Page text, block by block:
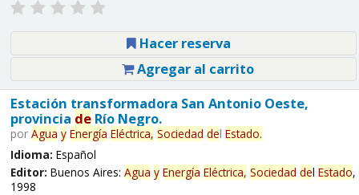
Hacer reserva
Agregar al carrito
Estación transformadora San Antonio Oeste,
provincia deRío Negro.
por Agua y Energía Eléctrica, Sociedad del Estado.
Idioma: Español
Editor: Buenos Aires: Agua y Energía Eléctrica, Sociedad del Estado,
1998